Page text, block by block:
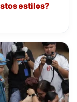
estilos?